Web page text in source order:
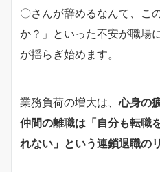
〇さんが辞めるなんて、こ
か？」といった不安が職場
が揺らぎ始めます。
業務負荷の増大は、心身の
仲間の離職は「自分も転職
れない」という連鎖退職の